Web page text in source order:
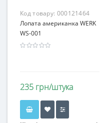
Код товару: 000121464
Лопата американка WERK
WS-001
235 грн/штука